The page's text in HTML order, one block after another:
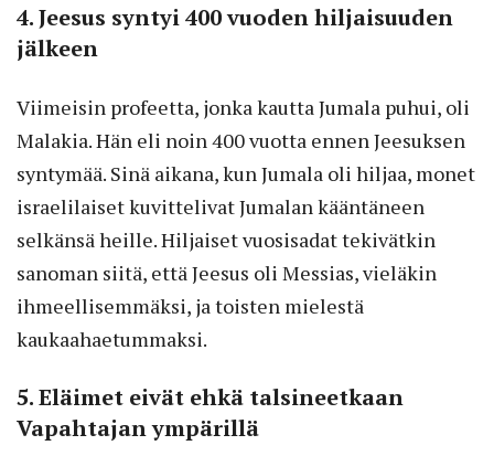
4. Jeesus syntyi 400 vuoden hiljaisuuden
jälkeen
Viimeisin profeetta, jonka kautta Jumala puhui, oli
Malakia. Hän eli noin 400 vuotta ennen Jeesuksen
syntymää. Sinä aikana, kun Jumala oli hiljaa, monet
israelilaiset kuvittelivat Jumalan kääntäneen
selkänsä heille. Hiljaiset vuosisadat tekivätkin
sanoman siitä, että Jeesus oli Messias, vieläkin
ihmeellisemmäksi, ja toisten mielestä
kaukaahaetummaksi.
5. Eläimet eivät ehkä talsineetkaan
Vapahtajan ympärillä